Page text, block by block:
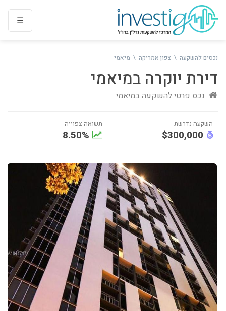
נכסים להשקעה צפון אמריקה מיאמי
דירת יוקרה במיאמי
נכס פרטי להשקעה במיאמי